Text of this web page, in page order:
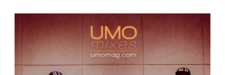
© 2015-2022 UMOMAG. PROPIEDAD DE UMO agency. TODOS LOS
DERECHOS RESERVADOS.